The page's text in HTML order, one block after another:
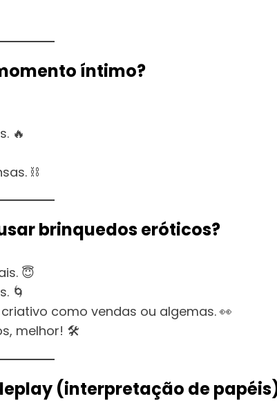
íntimo?
🔥
⛓️
brinquedos eróticos?
😇
🌀
como vendas ou algemas. 👀
melhor! 🛠️
(interpretação de